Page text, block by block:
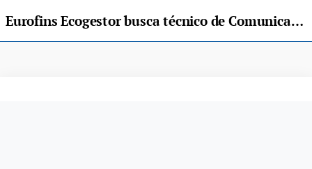
Eurofins Ecogestor busca técnico de Comunicación y Marketing para sus oficinas en Llanera